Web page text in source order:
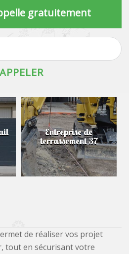
gratuitement
Entreprise de
terrassement 37
de réaliser vos projet
tout en sécurisant votre